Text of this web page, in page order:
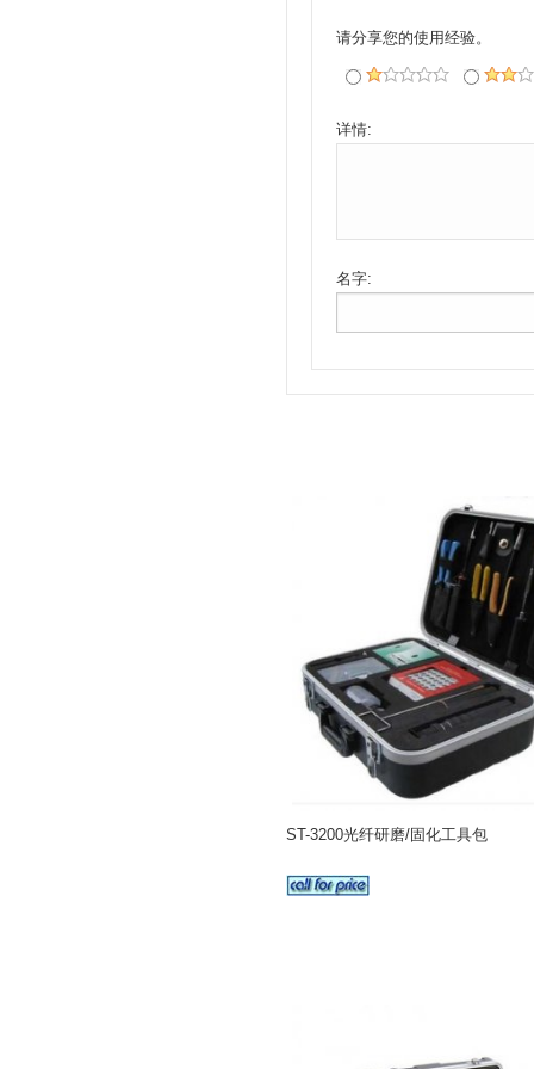
请分享您的使用经验。
详情:
名字:
ST-3200光纤研磨/固化工具包